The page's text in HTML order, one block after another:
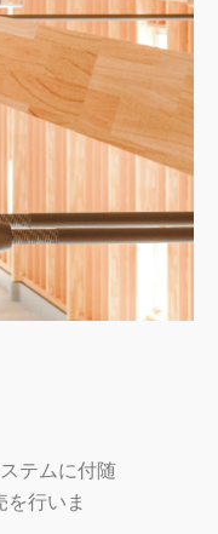
テムに付随
行いま